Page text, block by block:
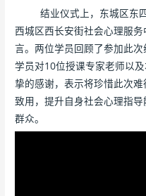
结业仪式上，东城区东四
西城区西长安街社会心理服
言。两位学员回顾了参加此
学员对10位授课专家老师以
挚的感谢，表示将珍惜此次
致用，提升自身社会心理指
群众。